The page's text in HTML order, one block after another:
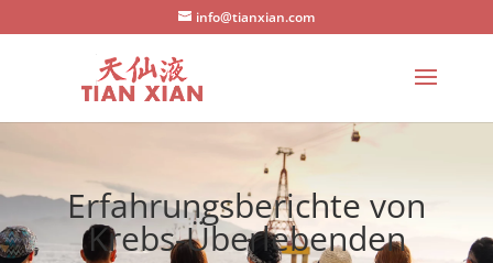
info@tianxian.com
Erfahrungsberichte von
Krebs-Überlebenden